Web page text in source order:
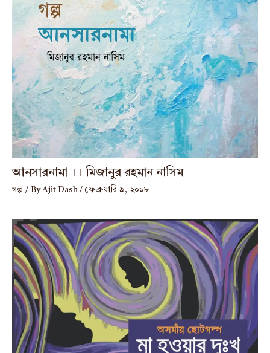
আনসারনামা ।। মিজানুর রহমান নাসিম
গল্প / By Ajit Dash / ফেব্রুয়ারি ৯, ২০১৮